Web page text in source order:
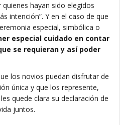
hayan sido elegidos
intención”. Y en el caso de que
especial, simbólica o
especial cuidado en contar
se requieran y así poder
los novios puedan disfrutar de
única y que los represente,
quede clara su declaración de
juntos.